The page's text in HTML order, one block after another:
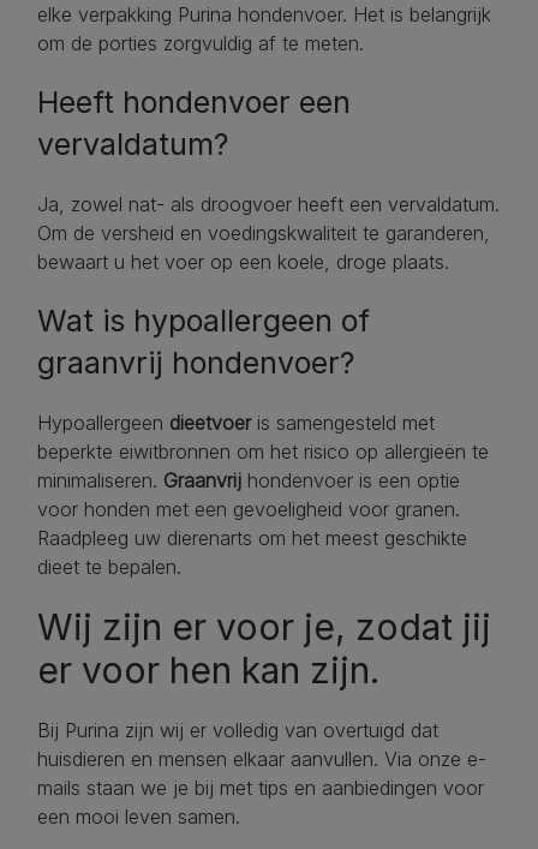
elke verpakking Purina hondenvoer. Het is belangrijk
om de porties zorgvuldig af te meten.
Heeft hondenvoer een
vervaldatum?
Ja, zowel nat- als droogvoer heeft een vervaldatum.
Om de versheid en voedingskwaliteit te garanderen,
bewaart u het voer op een koele, droge plaats.
Wat is hypoallergeen of
graanvrij hondenvoer?
Hypoallergeen dieetvoeris samengesteld met
beperkte eiwitbronnen om het risico op allergieën te
minimaliseren. Graanvrij hondenvoer is een optie
voor honden met een gevoeligheid voor granen.
Raadpleeg uw dierenarts om het meest geschikte
dieet te bepalen.
Wij zijn er voor je, zodat jij
er voor hen kan zijn.
Bij Purina zijn wij er volledig van overtuigd dat
huisdieren en mensen elkaar aanvullen. Via onze e-
mails staan we je bij met tips en aanbiedingen voor
een mooi leven samen.